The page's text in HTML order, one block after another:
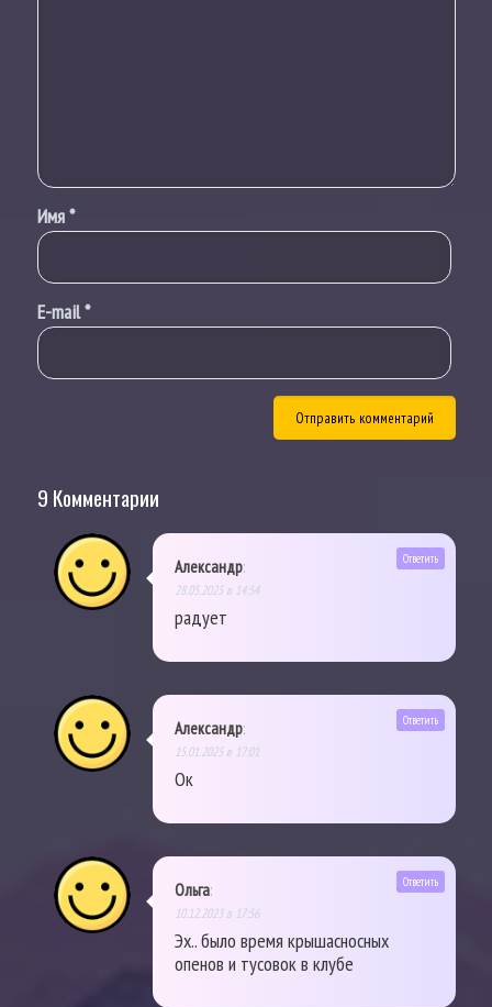
Имя*
E-mail*
9 Комментарии
Александр:
28.05.2025 в 14:54
радует
Ответить
Александр:
15.01.2025 в 17:01
Ок
Ответить
Ольга:
10.12.2023 в 17:56
Эх.. было время крышасносных
опенов и тусовок в клубе
Ответить